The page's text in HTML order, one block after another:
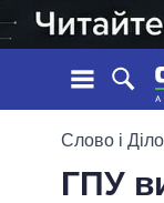
СТРІЧКА
Слово і Діло
ГПУ